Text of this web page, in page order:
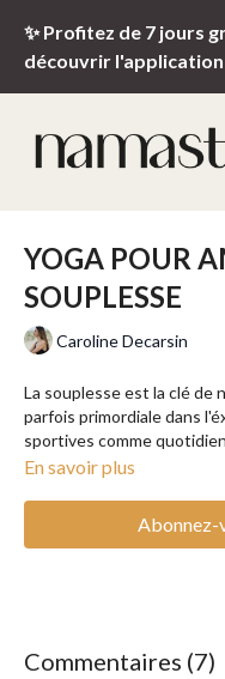
✨ Profitez de 7 jours
découvrir l'application
YOGA POUR
SOUPLESSE
Caroline Decarsin
La souplesse est la clé de
parfois primordiale dans
sportives comme
souplesse, laissez vous
Le Vinyasa Yoga est
séance à l'autre
En savoir plus
Abonnez-
Commentaires (7)